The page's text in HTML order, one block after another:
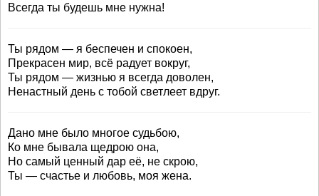
Всегда ты будешь мне нужна!
Ты рядом — я беспечен и спокоен,
Прекрасен мир, всё радует вокруг,
Ты рядом — жизнью я всегда доволен,
Ненастный день с тобой светлеет вдруг.
Дано мне было многое судьбою,
Ко мне бывала щедрою она,
Но самый ценный дар её, не скрою,
Ты — счастье и любовь, моя жена.